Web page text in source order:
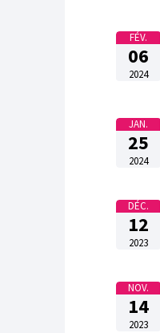
FÉV.
06
2024
JAN.
25
2024
DÉC.
12
2023
NOV.
14
2023